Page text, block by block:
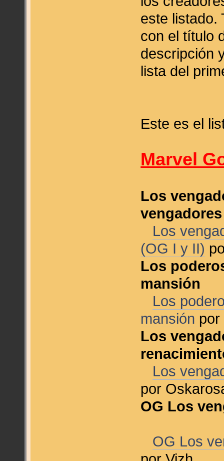
este listado.
con el título
descripción
lista del
Este es el
Marvel
Los
Los
(OG I y II)
Los
mansión
Los
mansión
Los
Los
por
OG Los
OG Los